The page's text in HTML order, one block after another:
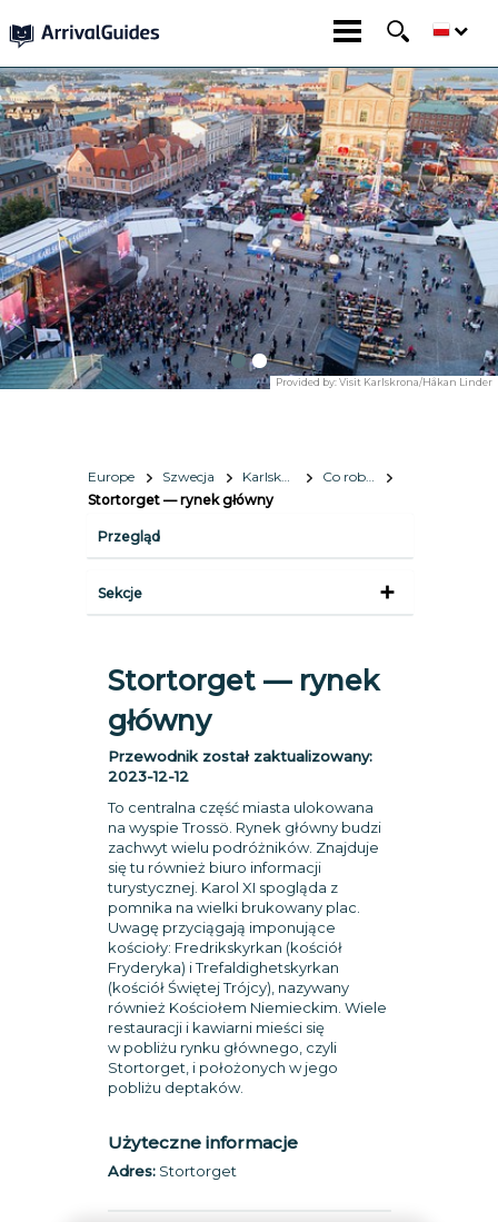
Provided by:Visit Karlskrona/Håkan Linder
Europe Szwecja Karlskrona
Co robić i co zobaczyć
Stortorget — rynek główny
Przegląd
Sekcje
Stortorget — rynek
główny
Przewodnik został zaktualizowany:
2023-12-12
To centralna część miasta ulokowana
na wyspie Trossö. Rynek główny budzi
zachwyt wielu podróżników. Znajduje
się tu również biuro informacji
turystycznej. Karol XI spogląda z
pomnika na wielki brukowany plac.
Uwagę przyciągają imponujące
kościoły: Fredrikskyrkan (kościół
Fryderyka) i Trefaldighetskyrkan
(kościół Świętej Trójcy), nazywany
również Kościołem Niemieckim. Wiele
restauracji i kawiarni mieści się
w pobliżu rynku głównego, czyli
Stortorget, i położonych w jego
pobliżu deptaków.
Użyteczne informacje
Adres:Stortorget